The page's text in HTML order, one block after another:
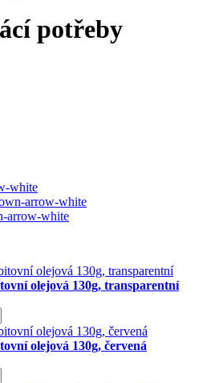
potřeby
olejová 130g, transparentní
olejová 130g, červená